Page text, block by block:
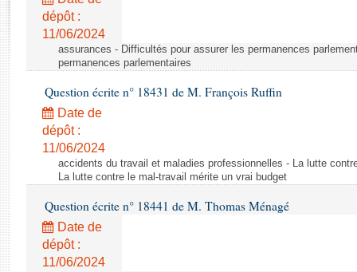
Rapports d'enquête
Rapports législatifs
Baromètre de l’application des lois
Dossiers législatifs
Budget et sécurité sociale
Questions écrites et orales
Comptes rendus des débats
dépôt :
11/06/2024
assurances - Difficultés pour assurer les permanences
permanences parlementaires
Question écrite n° 18431 de M. François Ruffin
Date de
dépôt :
11/06/2024
accidents du travail et maladies professionnelles - La lutte
La lutte contre le mal-travail mérite un vrai budget
Question écrite n° 18441 de M. Thomas Ménagé
Date de
dépôt :
11/06/2024